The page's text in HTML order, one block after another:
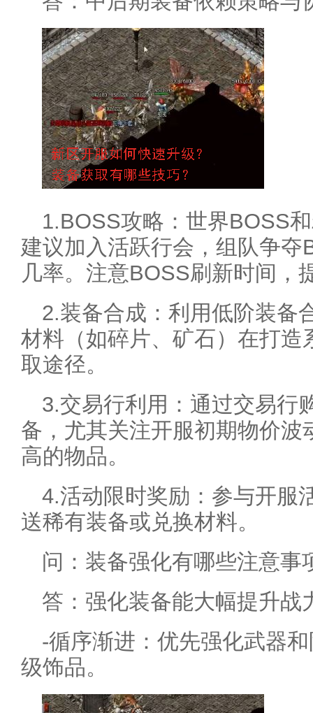
1.BOSS攻略：世界BOSS
建议加入活跃行会，组队争
几率。注意BOSS刷新时间，
2.装备合成：利用低阶装备
材料（如碎片、矿石）在打造
取途径。
3.交易行利用：通过交易行
备，尤其关注开服初期物价波
高的物品。
4.活动限时奖励：参与开服
送稀有装备或兑换材料。
问：装备强化有哪些注意事
答：强化装备能大幅提升战
-循序渐进：优先强化武器
级饰品。